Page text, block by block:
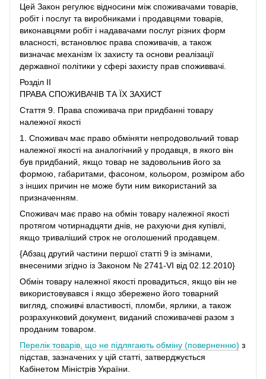
Цей Закон регулює відносини між споживачами товарів,
робіт і послуг та виробниками і продавцями товарів,
виконавцями робіт і надавачами послуг різних форм
власності, встановлює права споживачів, а також
визначає механізм їх захисту та основи реалізації
державної політики у сфері захисту прав споживвачі.
Розділ II
ПРАВА СПОЖИВАЧІВ ТА ЇХ ЗАХИСТ
Стаття 9. Права споживача при придбанні товару
належної якості
1. Споживач має право обміняти непродовольчий товар
належної якості на аналогічний у продавця, в якого він
був придбаний, якщо товар не задовольнив його за
формою, габаритами, фасоном, кольором, розміром або
з інших причин не може бути ним використаний за
призначенням.
Споживач має право на обмін товару належної якості
протягом чотирнадцяти днів, не рахуючи дня купівлі,
якщо триваліший строк не оголошений продавцем.
{Абзац другий частини першої статті 9 із змінами,
внесеними згідно із Законом № 2741-VI від 02.12.2010}
Обмін товару належної якості провадиться, якщо він не
використовувався і якщо збережено його товарний
вигляд, споживчі властивості, пломби, ярлики, а також
розрахунковий документ, виданий споживачеві разом з
проданим товаром.
Перелік товарів, що не підлягають обміну (поверненню) з
підстав, зазначених у цій статті, затверджується
Кабінетом Міністрів України.